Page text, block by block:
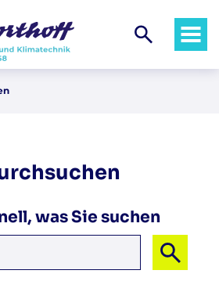
was Sie suchen